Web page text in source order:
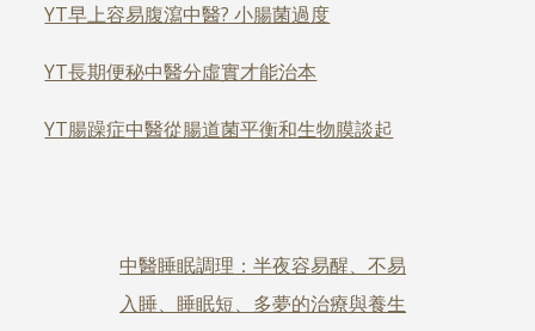
YT早上容易腹瀉中醫? 小腸菌過度
YT長期便秘中醫分虛實才能治本
YT腸躁症中醫從腸道菌平衡和生物膜談起
中醫睡眠調理：半夜容易醒、不易
入睡、睡眠短、多夢的治療與養生